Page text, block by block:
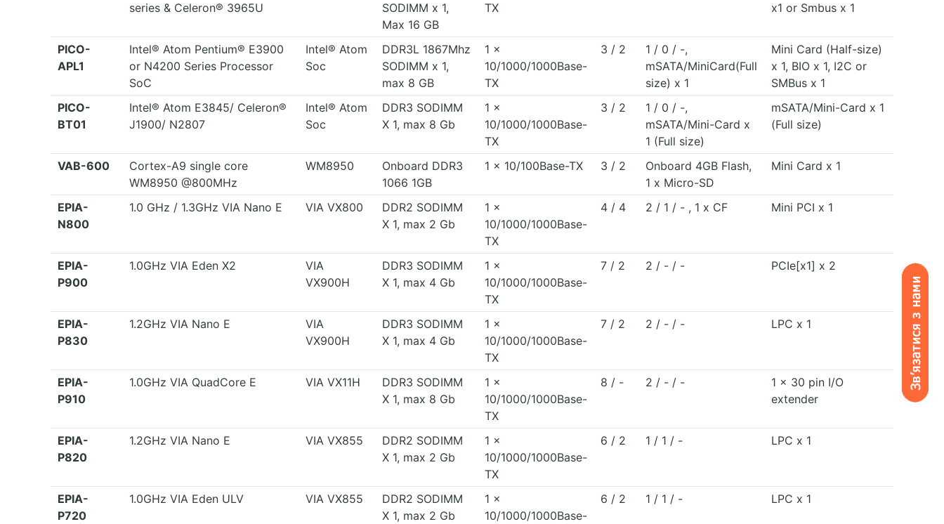
series & Celeron® 3965U
SODIMM x 1,
Max 16 GB
TX
x1 or Smbus x 1
PICO-
APL1
Intel® Atom Pentium® E3900
or N4200 Series Processor
SoC
Intel® Atom
Soc
DDR3L 1867Mhz
SODIMM x 1,
max 8 GB
1 x
10/1000/1000Base-
TX
3 / 2
1 / 0 / -,
mSATA/MiniCard(Full
size) x 1
Mini Card (Half-size)
x 1, BIO x 1, I2C or
SMBus x 1
PICO-
BT01
Intel® Atom E3845/ Celeron®
J1900/ N2807
Intel® Atom
Soc
DDR3 SODIMM
X 1, max 8 Gb
1 x
10/1000/1000Base-
TX
3 / 2
1 / 0 / -,
mSATA/Mini-Card x
1 (Full size)
mSATA/Mini-Card x 1
(Full size)
VAB-600
Cortex-A9 single core
WM8950 @800MHz
WM8950
Onboard DDR3
1066 1GB
1 x 10/100Base-TX 3 / 2
Onboard 4GB Flash,
1 x Micro-SD
Mini Card x 1
EPIA-
N800
1.0 GHz / 1.3GHz VIA Nano E VIA VX800
DDR2 SODIMM
X 1, max 2 Gb
1 x
10/1000/1000Base-
TX
4 / 4 2 / 1 / - , 1 x CF Mini PCI x 1
EPIA-
P900
1.0GHz VIA Eden X2
VIA
VX900H
DDR3 SODIMM
X 1, max 4 Gb
1 x
10/1000/1000Base-
TX
7 / 2 2 / - / - PCIe[x1] x 2
EPIA-
P830
1.2GHz VIA Nano E
VIA
VX900H
DDR3 SODIMM
X 1, max 4 Gb
1 x
10/1000/1000Base-
TX
7 / 2 2 / - / - LPC x 1
EPIA-
P910
1.0GHz VIA QuadCore E VIA VX11H
DDR3 SODIMM
X 1, max 8 Gb
1 x
10/1000/1000Base-
TX
8 / - 2 / - / -
1 x 30 pin I/O
extender
EPIA-
P820
1.2GHz VIA Nano E VIA VX855
DDR2 SODIMM
X 1, max 2 Gb
1 x
10/1000/1000Base-
TX
6 / 2 1 / 1 / - LPC x 1
EPIA-
P720
1.0GHz VIA Eden ULV VIA VX855
DDR2 SODIMM
X 1, max 2 Gb
1 x
10/1000/1000Base-
6 / 2 1 / 1 / - LPC x 1